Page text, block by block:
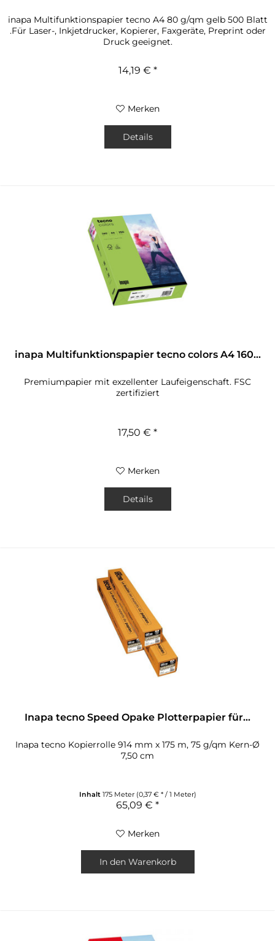
inapa Multifunktionspapier tecno A4 80 g/qm gelb 500 Blatt
.Für Laser-, Inkjetdrucker, Kopierer, Faxgeräte, Preprint oder
Druck geeignet.
14,19 € *
Merken
Details
inapa Multifunktionspapier tecno colors A4 160...
Premiumpapier mit exzellenter Laufeigenschaft. FSC
zertifiziert
17,50 € *
Merken
Details
Inapa tecno Speed Opake Plotterpapier für...
Inapa tecno Kopierrolle 914 mm x 175 m, 75 g/qm Kern-Ø
7,50 cm
Inhalt 175 Meter (0,37 € * / 1 Meter)
65,09 € *
Merken
In den Warenkorb